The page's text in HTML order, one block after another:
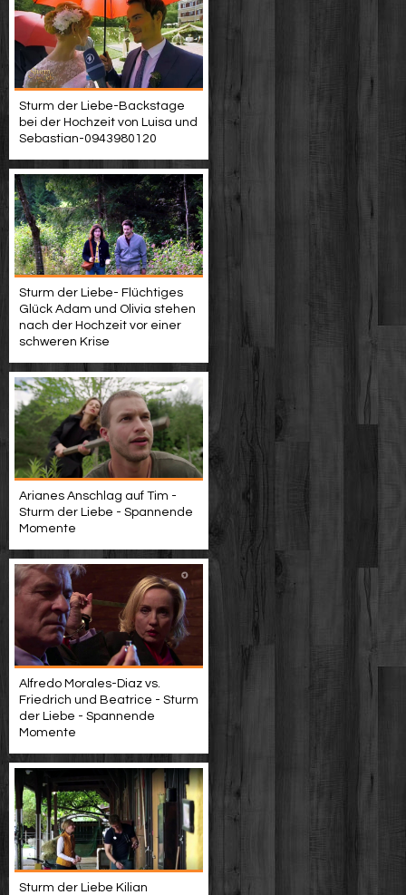
Sturm der Liebe-Backstage
bei der Hochzeit von Luisa und
Sebastian-0943980120
Sturm der Liebe- Flüchtiges
Glück Adam und Olivia stehen
nach der Hochzeit vor einer
schweren Krise
Arianes Anschlag auf Tim -
Sturm der Liebe - Spannende
Momente
Alfredo Morales-Diaz vs.
Friedrich und Beatrice - Sturm
der Liebe - Spannende
Momente
Sturm der Liebe Kilian